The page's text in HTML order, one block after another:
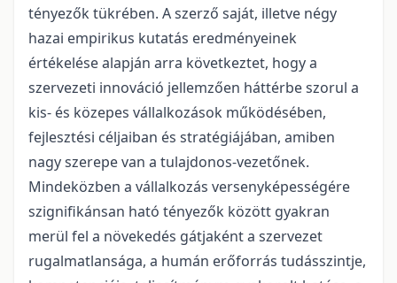
tényezők tükrében. A szerző saját, illetve négy
hazai empirikus kutatás eredményeinek
értékelése alapján arra következtet, hogy a
szervezeti innováció jellemzően háttérbe szorul a
kis- és közepes vállalkozások működésében,
fejlesztési céljaiban és stratégiájában, amiben
nagy szerepe van a tulajdonos-vezetőnek.
Mindeközben a vállalkozás versenyképességére
szignifikánsan ható tényezők között gyakran
merül fel a növekedés gátjaként a szervezet
rugalmatlansága, a humán erőforrás tudásszintje,